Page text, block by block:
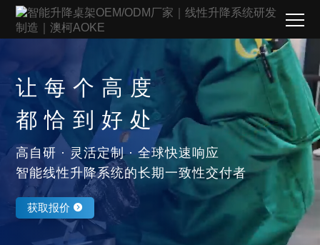
让每个高度
都恰到好处
高自研 · 灵活定制 · 全球快速响应
智能线性升降系统的长期一致性交付者
获取报价 